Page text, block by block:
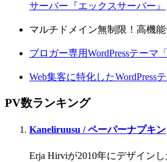
サーバー『エックスサーバー』
マルチドメイン無制限！高機
ブロガー専用WordPressテーマ
Web集客に特化したWordPress
PV数ランキング
Kaneliruusu / ペーパーナプキン
Erja Hirviが2010年にデザインし